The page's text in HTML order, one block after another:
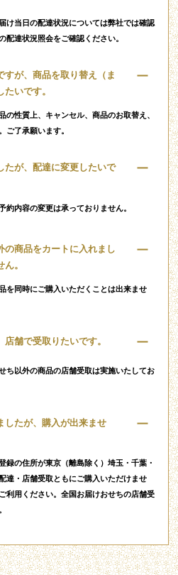
け当日の配達状況については弊社では確認
配達状況照会をご確認ください。
すが、商品を取り替え（ま
いです。
の性質上、キャンセル、商品のお取替え、
ご了承願います。
たが、配達に変更したいで
約内容の変更は承っておりません。
の商品をカートに入れまし
。
を同時にご購入いただくことは出来ませ
舗で受取りたいです。
ち以外の商品の店舗受取は実施いたしてお
したが、購入が出来ませ
録の住所が東京（離島除く）埼玉・千葉・
達・店舗受取ともにご購入いただけませ
利用ください。全国お届けおせちの店舗受